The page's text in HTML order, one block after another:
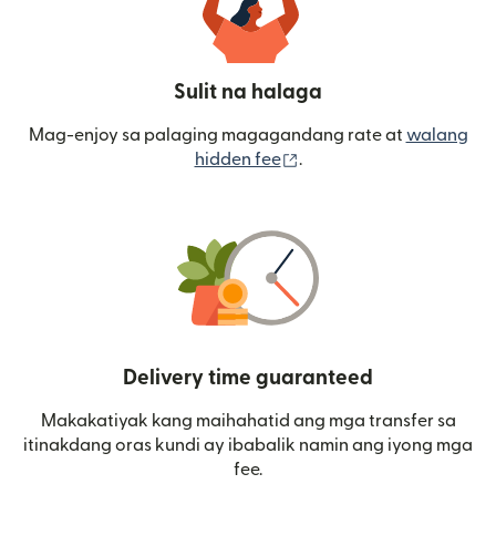
Sulit na halaga
Mag-enjoy sa palaging magagandang rate at walang
hidden fee
.
Delivery time guaranteed
Makakatiyak kang maihahatid ang mga transfer sa
itinakdang oras kundi ay ibabalik namin ang iyong mga
fee.